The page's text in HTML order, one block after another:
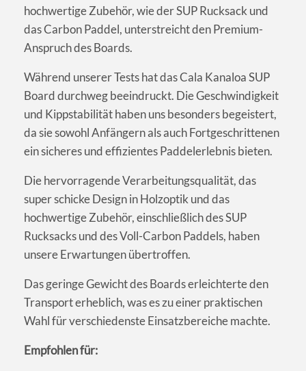
hochwertige Zubehör, wie der SUP Rucksack und
das Carbon Paddel, unterstreicht den Premium-
Anspruch des Boards.
Während unserer Tests hat das Cala Kanaloa SUP
Board durchweg beeindruckt. Die Geschwindigkeit
und Kippstabilität haben uns besonders begeistert,
da sie sowohl Anfängern als auch Fortgeschrittenen
ein sicheres und effizientes Paddelerlebnis bieten.
Die hervorragende Verarbeitungsqualität, das
super schicke Design in Holzoptik und das
hochwertige Zubehör, einschließlich des SUP
Rucksacks und des Voll-Carbon Paddels, haben
unsere Erwartungen übertroffen.
Das geringe Gewicht des Boards erleichterte den
Transport erheblich, was es zu einer praktischen
Wahl für verschiedenste Einsatzbereiche machte.
Empfohlen für: